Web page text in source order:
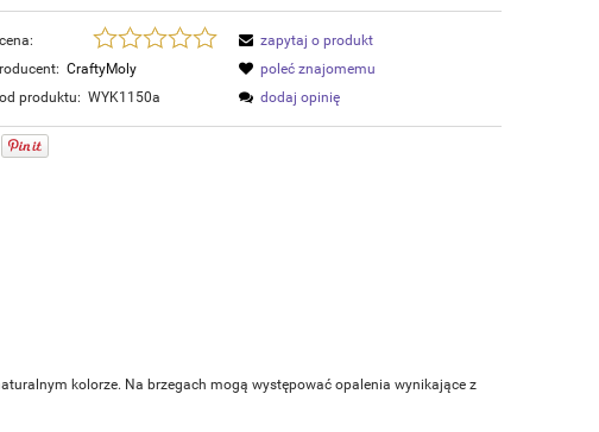
CraftyMoly
produktu: WYK1150a
zapytaj o produkt
poleć znajomemu
dodaj opinię
kolorze. Na brzegach mogą występować opalenia wynikające z